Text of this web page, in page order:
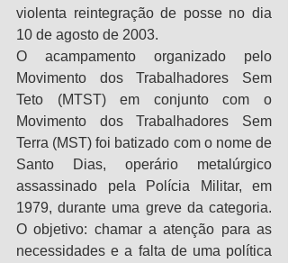
violenta reintegração de posse no dia
10 de agosto de 2003.
O acampamento organizado pelo
Movimento dos Trabalhadores Sem
Teto (MTST) em conjunto com o
Movimento dos Trabalhadores Sem
Terra (MST) foi batizado com o nome de
Santo Dias, operário metalúrgico
assassinado pela Polícia Militar, em
1979, durante uma greve da categoria.
O objetivo: chamar a atenção para as
necessidades e a falta de uma política